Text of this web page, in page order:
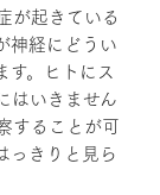
が起きている
神経にどうい
す。ヒトにス
はいきません
することが可
っきりと見ら